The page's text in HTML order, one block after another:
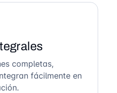
completas,
fácilmente en